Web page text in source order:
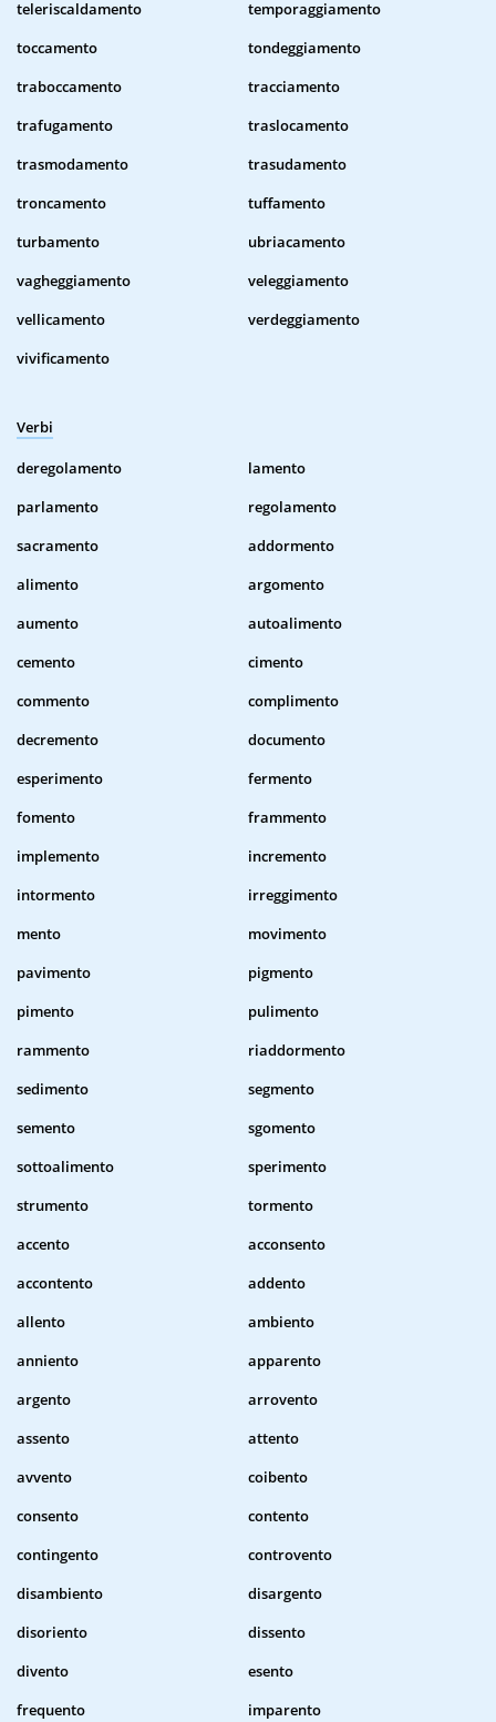
teleriscaldamento
temporaggiamento
toccamento
tondeggiamento
traboccamento
tracciamento
trafugamento
traslocamento
trasmodamento
trasudamento
troncamento
tuffamento
turbamento
ubriacamento
vagheggiamento
veleggiamento
vellicamento
verdeggiamento
vivificamento
Verbi
deregolamento
lamento
parlamento
regolamento
sacramento
addormento
alimento
argomento
aumento
autoalimento
cemento
cimento
commento
complimento
decremento
documento
esperimento
fermento
fomento
frammento
implemento
incremento
intormento
irreggimento
mento
movimento
pavimento
pigmento
pimento
pulimento
rammento
riaddormento
sedimento
segmento
semento
sgomento
sottoalimento
sperimento
strumento
tormento
accento
acconsento
accontento
addento
allento
ambiento
anniento
apparento
argento
arrovento
assento
attento
avvento
coibento
consento
contento
contingento
controvento
disambiento
disargento
disoriento
dissento
divento
esento
frequento
imparento